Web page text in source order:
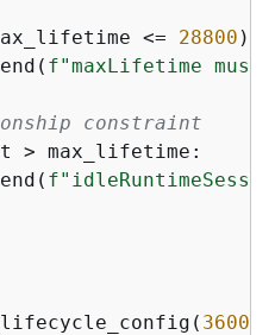
<= 28800 ):
f"maxLifetime must
constraint
> max_lifetime:
3600